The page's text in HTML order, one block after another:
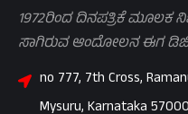
1972ರಿಂದ ದಿನಪತ್ರಿಕೆ ಮೂಲಕ
ಸಾಗಿರುವ ಆಂದೋಲನ ಈಗ
no 777, 7th Cross,
Mysuru, Karnataka